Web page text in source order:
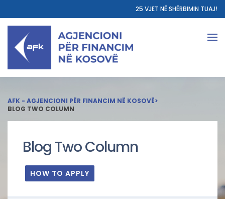
25 VJET NË SHËRBIMIN TUAJ!
AFK - AGJENCIONI PËR FINANCIM NË KOSOVË>
BLOG TWO COLUMN
Blog Two Column
HOW TO APPLY